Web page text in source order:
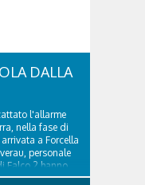
DALLA
l'allarme
nella fase di
a Forcella
personale
Falco 2 hanno